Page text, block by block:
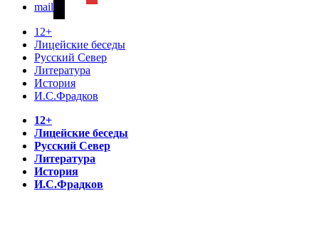
mail
12+
Лицейские беседы
Русский Север
Литература
История
И.С.Фрадков
12+
Лицейские беседы
Русский Север
Литература
История
И.С.Фрадков